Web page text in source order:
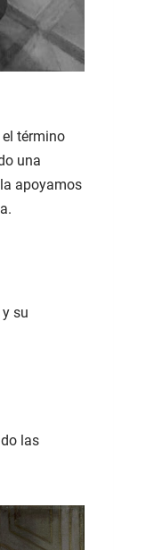
término
una
apoyamos
su
las